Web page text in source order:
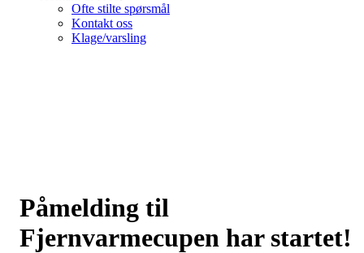
Ofte stilte spørsmål
Kontakt oss
Klage/varsling
Påmelding til
Fjernvarmecupen har startet!